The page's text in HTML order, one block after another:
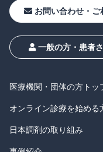
お問い合わせ・ご
一般の方・患者
医療機関・団体の方トッ
オンライン診療を始める
日本調剤の取り組み